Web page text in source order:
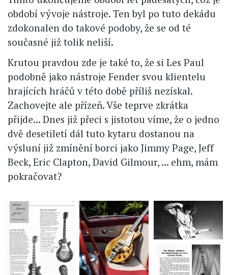
období vývoje nástroje. Ten byl po tuto dekádu
zdokonalen do takové podoby, že se od té
současné již tolik neliší.
Krutou pravdou zde je také to, že si Les Paul
podobně jako nástroje Fender svou klientelu
hrajících hráčů v této době příliš nezískal.
Zachovejte ale přízeň. Vše teprve zkrátka
přijde... Dnes již přeci s jistotou víme, že o jedno
dvě desetiletí dál tuto kytaru dostanou na
výsluní již zmínění borci jako Jimmy Page, Jeff
Beck, Eric Clapton, David Gilmour, ... ehm, mám
pokračovat?